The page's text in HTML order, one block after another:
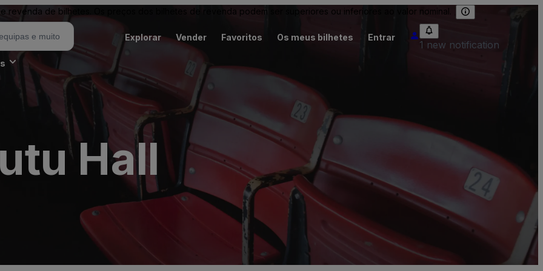
revenda de bilhetes. Os preços dos bilhetes de revenda podem ser superiores ou inferiores ao valor nominal.
Explorar Vender Favoritos Os meus bilhetes Entrar
1 new notification
Hall